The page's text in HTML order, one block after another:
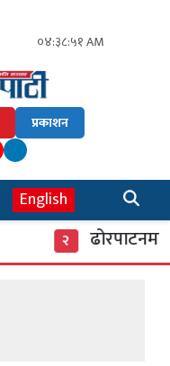
०४:३८:५२ AM
प्रकाशन
English
ढोरपाटनमा